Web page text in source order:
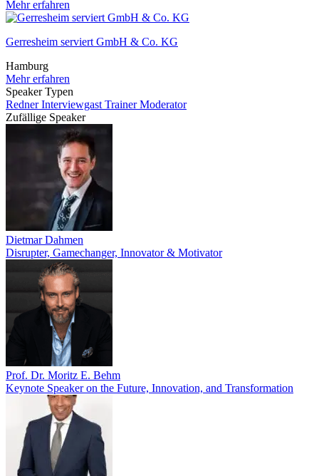
Mehr erfahren
Gerresheim serviert GmbH & Co. KG
Hamburg
Mehr erfahren
Speaker Typen
RednerInterviewgast TrainerModerator
Zufällige Speaker
Dietmar Dahmen
Disrupter, Gamechanger, Innovator & Motivator
Prof. Dr. Moritz E. Behm
Keynote Speaker on the Future, Innovation, and Transformation